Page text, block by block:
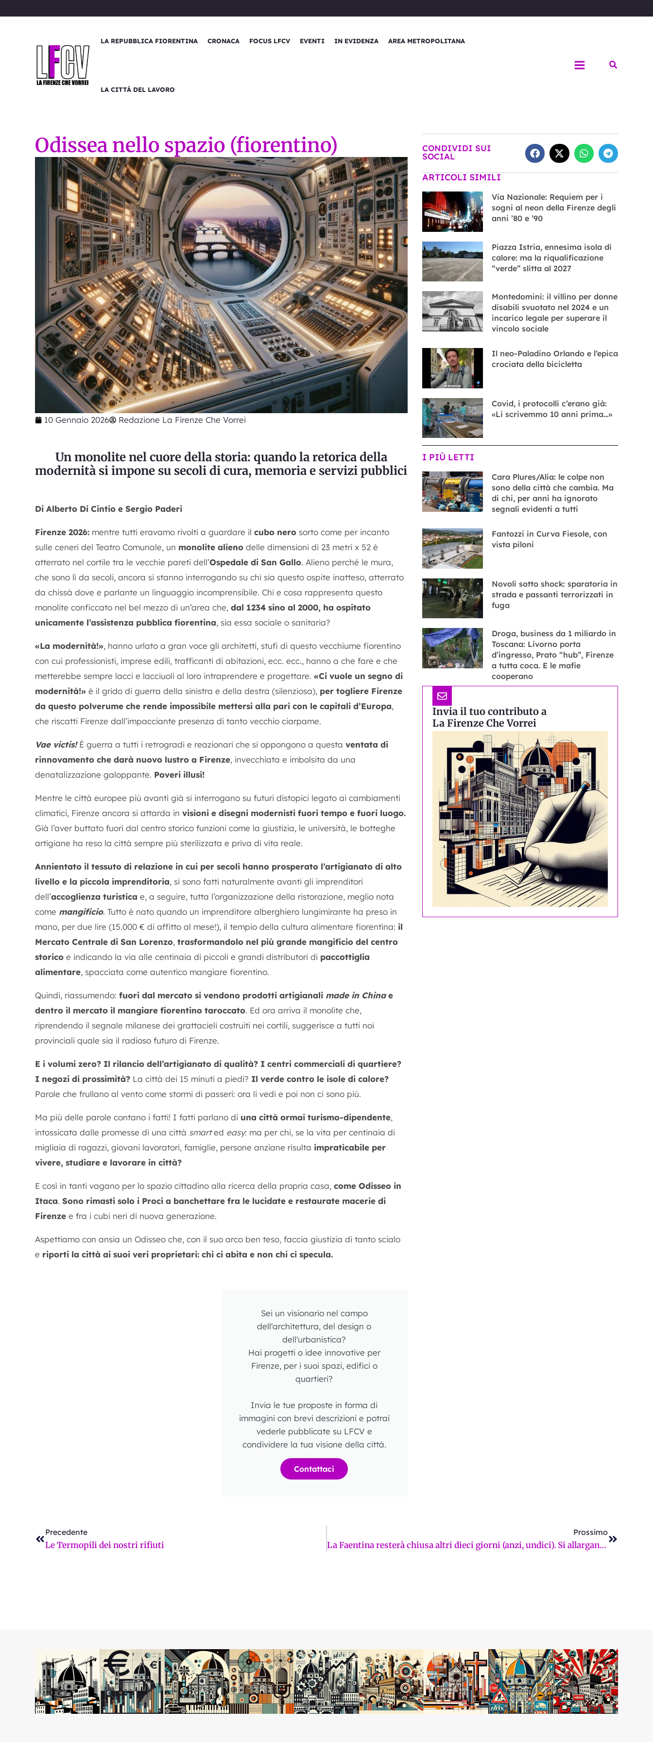
al
LA REPUBBLICA FIORENTINA CRONACA FOCUS LFCV EVENTI IN EVIDENZA AREA METROPOLITANA
LA CITTÀ DEL LAVORO
Cerca
Odissea nello spazio (fiorentino)
10 Gennaio 2026 Redazione La Firenze Che Vorrei
Un monolite nel cuore della storia: quando la retorica della
modernità si impone su secoli di cura, memoria e servizi pubblici
Di Alberto Di Cintio e Sergio Paderi
Firenze 2026: mentre tutti eravamo rivolti a guardare il cubo nero sorto come per incanto
sulle ceneri del Teatro Comunale, un monolite alieno delle dimensioni di 23 metri x 52 è
atterrato nel cortile tra le vecchie pareti dell’Ospedale di San Gallo. Alieno perché le mura,
che sono lì da secoli, ancora si stanno interrogando su chi sia questo ospite inatteso, atterrato
da chissà dove e parlante un linguaggio incomprensibile. Chi e cosa rappresenta questo
monolite conficcato nel bel mezzo di un’area che, dal 1234 sino al 2000, ha ospitato
unicamente l’assistenza pubblica fiorentina, sia essa sociale o sanitaria?
«La modernità!», hanno urlato a gran voce gli architetti, stufi di questo vecchiume fiorentino
con cui professionisti, imprese edili, trafficanti di abitazioni, ecc. ecc., hanno a che fare e che
metterebbe sempre lacci e lacciuoli al loro intraprendere e progettare. «Ci vuole un segno di
modernità!» è il grido di guerra della sinistra e della destra (silenziosa), per togliere Firenze
da questo polverume che rende impossibile mettersi alla pari con le capitali d’Europa,
che riscatti Firenze dall’impacciante presenza di tanto vecchio ciarpame.
Vae victis!È guerra a tutti i retrogradi e reazionari che si oppongono a questa ventata di
rinnovamento che darà nuovo lustro a Firenze, invecchiata e imbolsita da una
denatalizzazione galoppante. Poveri illusi!
Mentre le città europee più avanti già si interrogano su futuri distopici legato ai cambiamenti
climatici, Firenze ancora si attarda in visioni e disegni modernisti fuori tempo e fuori luogo.
Già l’aver buttato fuori dal centro storico funzioni come la giustizia, le università, le botteghe
artigiane ha reso la città sempre più sterilizzata e priva di vita reale.
Annientato il tessuto di relazione in cui per secoli hanno prosperato l’artigianato di alto
livello e la piccola imprenditoria, si sono fatti naturalmente avanti gli imprenditori
dell’accoglienza turistica e, a seguire, tutta l’organizzazione della ristorazione, meglio nota
come mangificio. Tutto è nato quando un imprenditore alberghiero lungimirante ha preso in
mano, per due lire (15.000 € di affitto al mese!), il tempio della cultura alimentare fiorentina: il
Mercato Centrale di San Lorenzo, trasformandolo nel più grande mangificio del centro
storico e indicando la via alle centinaia di piccoli e grandi distributori di paccottiglia
alimentare, spacciata come autentico mangiare fiorentino.
Quindi, riassumendo: fuori dal mercato si vendono prodotti artigianali made in Chinae
dentro il mercato il mangiare fiorentino taroccato. Ed ora arriva il monolite che,
riprendendo il segnale milanese dei grattacieli costruiti nei cortili, suggerisce a tutti noi
provinciali quale sia il radioso futuro di Firenze.
E i volumi zero? Il rilancio dell’artigianato di qualità? I centri commerciali di quartiere?
I negozi di prossimità? La città dei 15 minuti a piedi? Il verde contro le isole di calore?
Parole che frullano al vento come stormi di passeri: ora li vedi e poi non ci sono più.
Ma più delle parole contano i fatti! I fatti parlano di una città ormai turismo-dipendente,
intossicata dalle promesse di una città smarted easy: ma per chi, se la vita per centinaia di
migliaia di ragazzi, giovani lavoratori, famiglie, persone anziane risulta impraticabile per
vivere, studiare e lavorare in città?
E così in tanti vagano per lo spazio cittadino alla ricerca della propria casa, come Odisseo in
Itaca. Sono rimasti solo i Proci a banchettare fra le lucidate e restaurate macerie di
Firenze e fra i cubi neri di nuova generazione.
Aspettiamo con ansia un Odisseo che, con il suo arco ben teso, faccia giustizia di tanto scialo
e riporti la città ai suoi veri proprietari: chi ci abita e non chi ci specula.
Sei un visionario nel campo
dell'architettura, del design o
dell'urbanistica?
Hai progetti o idee innovative per
Firenze, per i suoi spazi, edifici o
quartieri?
Invia le tue proposte in forma di
immagini con brevi descrizioni e potrai
vederle pubblicate su LFCV e
condividere la tua visione della città.
Contattaci
CONDIVIDI SUI
SOCIAL
ARTICOLI SIMILI
Via Nazionale: Requiem per i
sogni al neon della Firenze degli
anni ’80 e ’90
Piazza Istria, ennesima isola di
calore: ma la riqualificazione
“verde” slitta al 2027
Montedomini: il villino per donne
disabili svuotato nel 2024 e un
incarico legale per superare il
vincolo sociale
Il neo-Paladino Orlando e l’epica
crociata della bicicletta
Covid, i protocolli c’erano già:
«Li scrivemmo 10 anni prima…»
I PIÙ LETTI
Cara Plures/Alia: le colpe non
sono della città che cambia. Ma
di chi, per anni ha ignorato
segnali evidenti a tutti
Fantozzi in Curva Fiesole, con
vista piloni
Novoli sotto shock: sparatoria in
strada e passanti terrorizzati in
fuga
Droga, business da 1 miliardo in
Toscana: Livorno porta
d’ingresso, Prato “hub”, Firenze
a tutta coca. E le mafie
cooperano
Invia il tuo contributo a
La Firenze Che Vorrei
Precedente
Le Termopili dei nostri rifiuti
Prossimo
La Faentina resterà chiusa altri dieci giorni (anzi, undici). Si allargano le zone rosse dopo l’ennesima rissa a colpi di machete. Pessima figura anche davanti a Mosca. La Firenze sui giornali di sabato 10 gennaio